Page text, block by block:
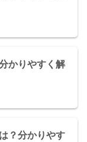
かりやすく解
？分かりやす